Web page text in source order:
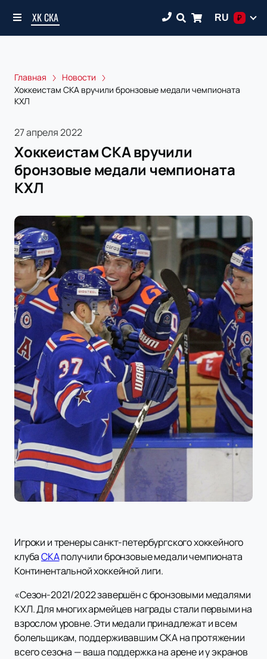
ХК СКА RU ₽
Главная
Новости
Хоккеистам СКА вручили бронзовые медали чемпионата
КХЛ
27 апреля 2022
Хоккеистам СКА вручили
бронзовые медали чемпионата
КХЛ
Игроки и тренеры санкт-петербургского хоккейного
клубаСКАполучили бронзовые медали чемпионата
Континентальной хоккейной лиги.
«Сезон-2021/2022 завершён с бронзовыми медалями
КХЛ. Для многих армейцев награды стали первыми на
взрослом уровне. Эти медали принадлежат и всем
болельщикам, поддерживавшим СКА на протяжении
всего сезона — ваша поддержка на арене и у экранов